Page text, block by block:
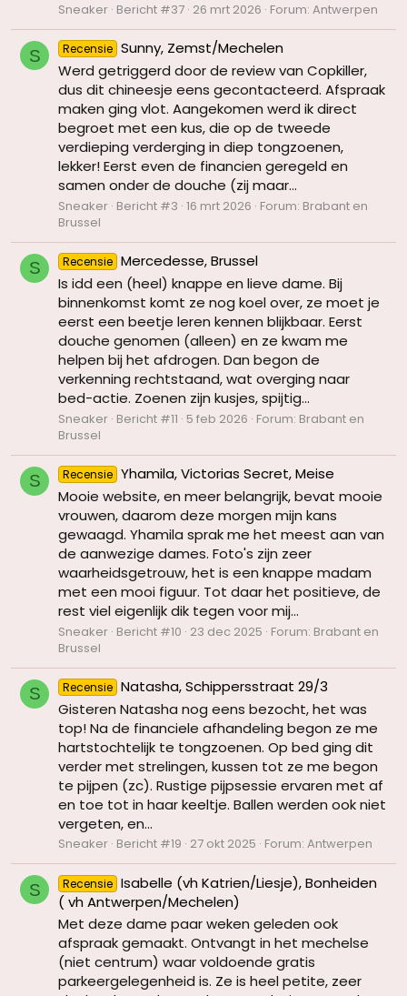
Sneaker Bericht #37 26 mrt 2026 Forum: Antwerpen
S Recensie Sunny, Zemst/Mechelen
Werd getriggerd door de review van Copkiller,
dus dit chineesje eens gecontacteerd. Afspraak
maken ging vlot. Aangekomen werd ik direct
begroet met een kus, die op de tweede
verdieping verderging in diep tongzoenen,
lekker! Eerst even de financien geregeld en
samen onder de douche (zij maar...
Sneaker Bericht #3 16 mrt 2026 Forum: Brabant en
Brussel
S Recensie Mercedesse, Brussel
Is idd een (heel) knappe en lieve dame. Bij
binnenkomst komt ze nog koel over, ze moet je
eerst een beetje leren kennen blijkbaar. Eerst
douche genomen (alleen) en ze kwam me
helpen bij het afdrogen. Dan begon de
verkenning rechtstaand, wat overging naar
bed-actie. Zoenen zijn kusjes, spijtig...
Sneaker Bericht #11 5 feb 2026 Forum: Brabant en
Brussel
S Recensie Yhamila, Victorias Secret, Meise
Mooie website, en meer belangrijk, bevat mooie
vrouwen, daarom deze morgen mijn kans
gewaagd. Yhamila sprak me het meest aan van
de aanwezige dames. Foto's zijn zeer
waarheidsgetrouw, het is een knappe madam
met een mooi figuur. Tot daar het positieve, de
rest viel eigenlijk dik tegen voor mij...
Sneaker Bericht #10 23 dec 2025 Forum: Brabant en
Brussel
S Recensie Natasha, Schippersstraat 29/3
Gisteren Natasha nog eens bezocht, het was
top! Na de financiele afhandeling begon ze me
hartstochtelijk te tongzoenen. Op bed ging dit
verder met strelingen, kussen tot ze me begon
te pijpen (zc). Rustige pijpsessie ervaren met af
en toe tot in haar keeltje. Ballen werden ook niet
vergeten, en...
Sneaker Bericht #19 27 okt 2025 Forum: Antwerpen
S Recensie Isabelle (vh Katrien/Liesje), Bonheiden
( vh Antwerpen/Mechelen)
Met deze dame paar weken geleden ook
afspraak gemaakt. Ontvangt in het mechelse
(niet centrum) waar voldoende gratis
parkeergelegenheid is. Ze is heel petite, zeer